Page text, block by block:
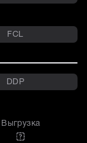
FCL
DDP
Выгрузка